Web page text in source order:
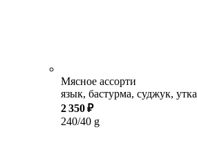
Мясное ассорти
язык, бастурма, суджук, утка
2 350 ₽
240/40 g